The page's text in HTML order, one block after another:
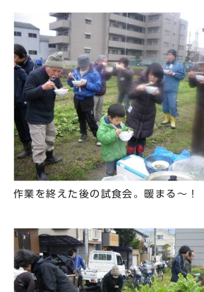
作業を終えた後の試食会。暖まる～！